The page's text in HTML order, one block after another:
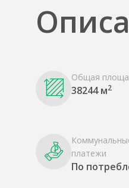
Общая
38244 м2
платежи
По